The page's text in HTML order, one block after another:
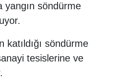
yangın söndürme
söndürme
tesislerine ve